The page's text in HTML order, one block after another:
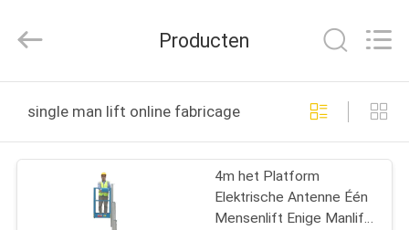
PRODUCTEN
LTD.
Reserved.
Producten
single man lift online fabricage
4m het Platform
Elektrische Antenne Één
Mensenlift Enige Manlift